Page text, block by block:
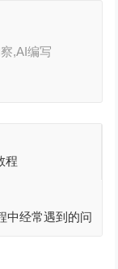
,AI编写
程
中经常遇到的问